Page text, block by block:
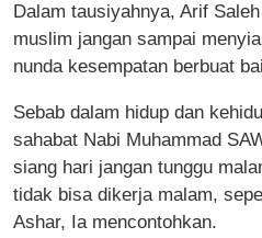
Dalam tausiyahnya, Arif
muslim jangan sampai
nunda kesempatan berbuat
Sebab dalam hidup dan
sahabat Nabi Muhammad
siang hari jangan tunggu
tidak bisa dikerja malam,
Ashar, Ia mencontohkan.